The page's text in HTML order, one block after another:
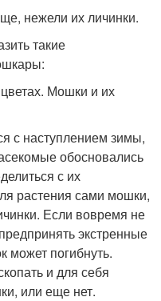
нежели их личинки.
такие
Мошки и их
с наступлением зимы,
обосновались
с их
растения сами мошки,
Если вовремя не
экстренные
может погибнуть.
и для себя
или еще нет.